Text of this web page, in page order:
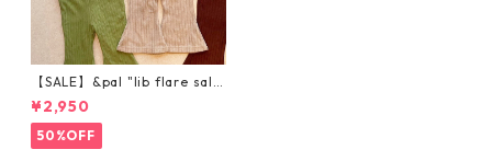
【SALE】&pal "lib flare salo
pette" ベージュ
¥2,950
50%OFF